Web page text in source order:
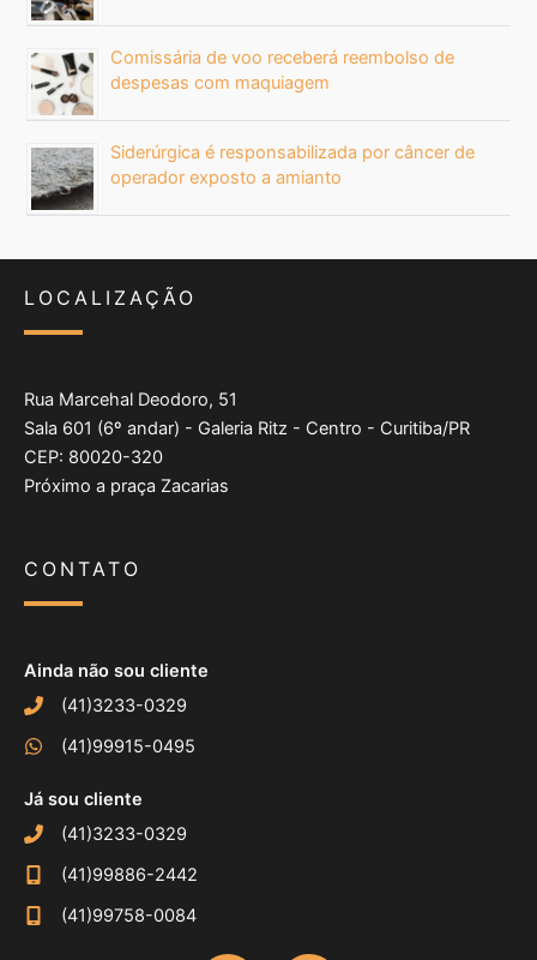
Comissária de voo receberá reembolso de
despesas com maquiagem
Siderúrgica é responsabilizada por câncer de
operador exposto a amianto
LOCALIZAÇÃO
Rua Marcehal Deodoro, 51
Sala 601 (6º andar) - Galeria Ritz - Centro - Curitiba/PR
CEP: 80020-320
Próximo a praça Zacarias
CONTATO
Ainda não sou cliente
(41)3233-0329
(41)99915-0495
Já sou cliente
(41)3233-0329
(41)99886-2442
(41)99758-0084